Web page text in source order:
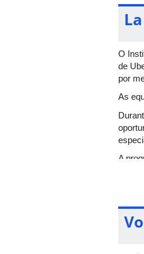
O
de
por
As
A